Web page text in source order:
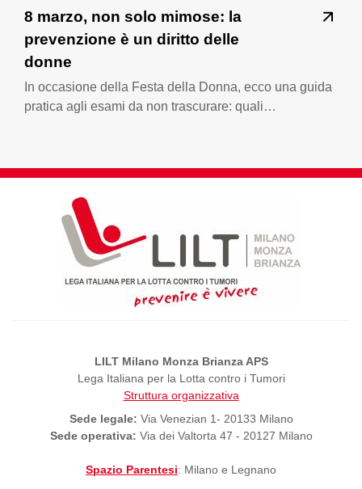
8 marzo, non solo mimose: la
prevenzione è un diritto delle
donne
In occasione della Festa della Donna, ecco una guida
pratica agli esami da non trascurare: quali…
LILT Milano Monza Brianza APS
Lega Italiana per la Lotta contro i Tumori
Struttura organizzativa
Sede legale: Via Venezian 1- 20133 Milano
Sede operativa: Via dei Valtorta 47 - 20127 Milano
Spazio Parentesi: Milano e Legnano